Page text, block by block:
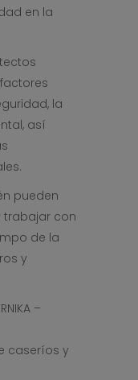
en la
la
así
pueden
trabajar con
de la
y
–
caseríos y